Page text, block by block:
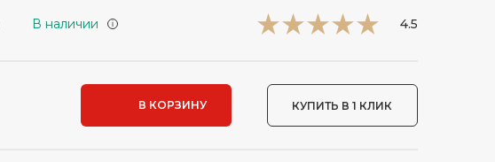
В наличии i 4.5
В КОРЗИНУ КУПИТЬ В 1 КЛИК